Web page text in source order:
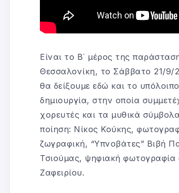
Είναι το Β΄ μέρος της
Θεσσαλονίκη, το Σάββατο 21/9/
θα δείξουμε εδώ και το
δημιουργία, στην οποία
χορευτές και τα μυθικά
ποίηση: Νίκος Κούκης,
ζωγραφική, “Υπνοβάτες” Βιβή
Τσιούμας, ψηφιακή φωτογραφία
Ζαφειρίου.